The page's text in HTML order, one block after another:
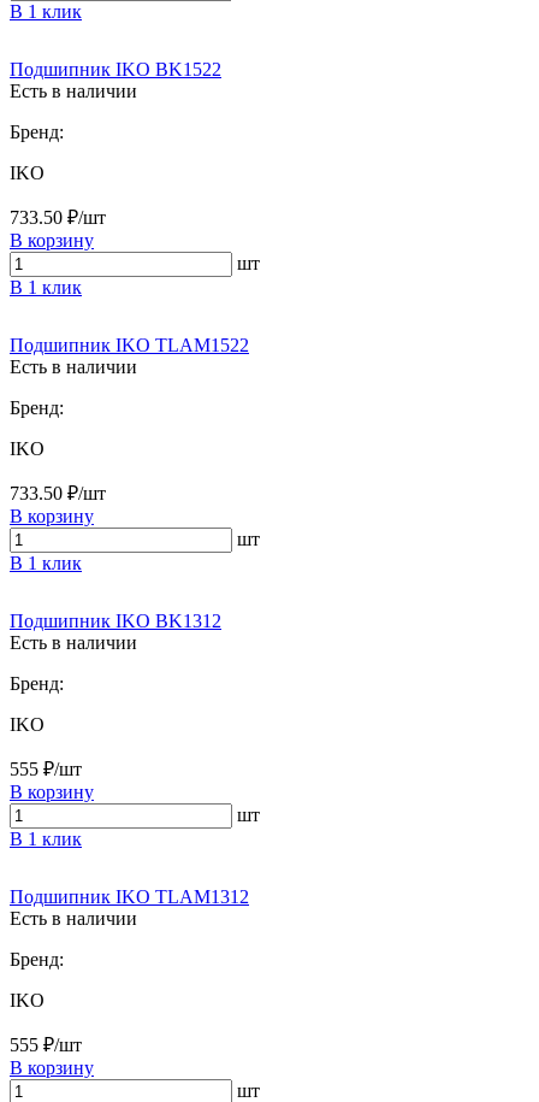
В 1 клик
Подшипник IKO BK1522
Есть в наличии
Бренд:
IKO
733.50 ₽/шт
В корзину
шт
В 1 клик
Подшипник IKO TLAM1522
Есть в наличии
Бренд:
IKO
733.50 ₽/шт
В корзину
шт
В 1 клик
Подшипник IKO BK1312
Есть в наличии
Бренд:
IKO
555 ₽/шт
В корзину
шт
В 1 клик
Подшипник IKO TLAM1312
Есть в наличии
Бренд:
IKO
555 ₽/шт
В корзину
шт